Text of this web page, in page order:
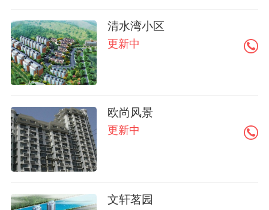
清水湾小区
更新中
欧尚风景
更新中
文轩茗园